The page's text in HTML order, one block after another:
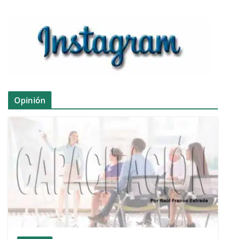
Opinión